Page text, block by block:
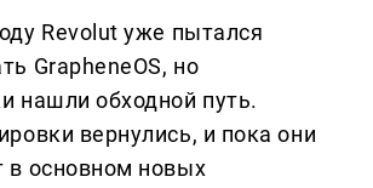
Revolut уже пытался
GrapheneOS, но
нашли обходной путь.
вернулись, и пока они
в основном новых